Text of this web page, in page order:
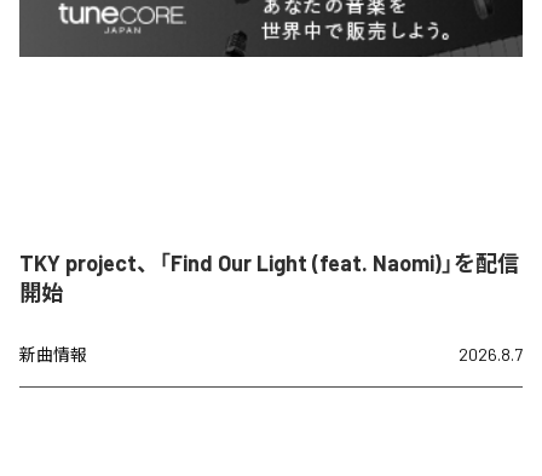
TKY project、「Find Our Light (feat. Naomi)」を配信
開始
新曲情報 2026.8.7